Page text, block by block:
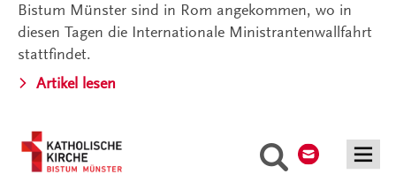
Suche
Bistum Münster sind in Rom angekommen, wo in
diesen Tagen die Internationale Ministrantenwallfahrt
stattfindet.
Artikel lesen